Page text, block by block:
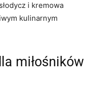
i kremowa
kulinarnym
miłośników